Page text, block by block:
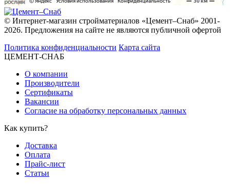
© Интернет-магазин стройматериалов «Цемент–Снаб» 2001-
2026. Предложения на сайте не являются публичной офертой
Политика конфиденциальности Карта сайта
ЦЕМЕНТ-СНАБ
О компании
Производители
Сертификаты
Вакансии
Согласие на обработку персональных данных
Как купить?
Доставка
Оплата
Прайс-лист
Статьи